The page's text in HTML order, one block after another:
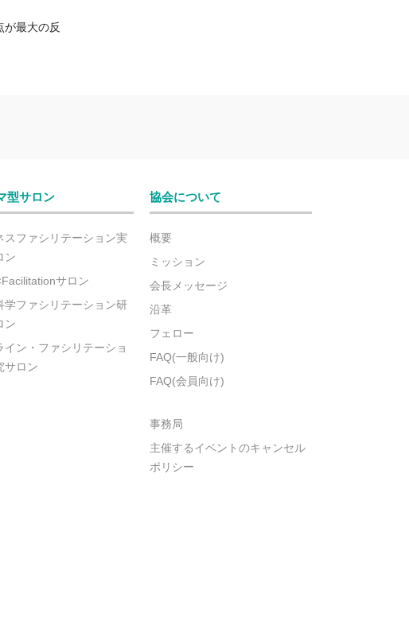
が最大の反
型サロン
スファシリテーション実
ン
サロン
学ファシリテーション研
ン
イン・ファシリテーショ
サロン
協会について
概要
ミッション
会長メッセージ
沿革
フェロー
FAQ(一般向け)
FAQ(会員向け)
事務局
主催するイベントのキャンセル
ポリシー